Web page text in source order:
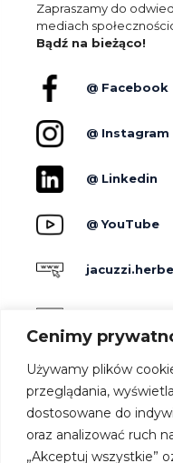
Cenimy
Używamy plików
przeglądania,
dostosowane do
oraz analizować ruch
„Akceptuj wszystkie”
Zapraszamy do
mediach
Bądź na bieżąco!
@ Facebook
@ Instagram
@ Linkedin
@ YouTube